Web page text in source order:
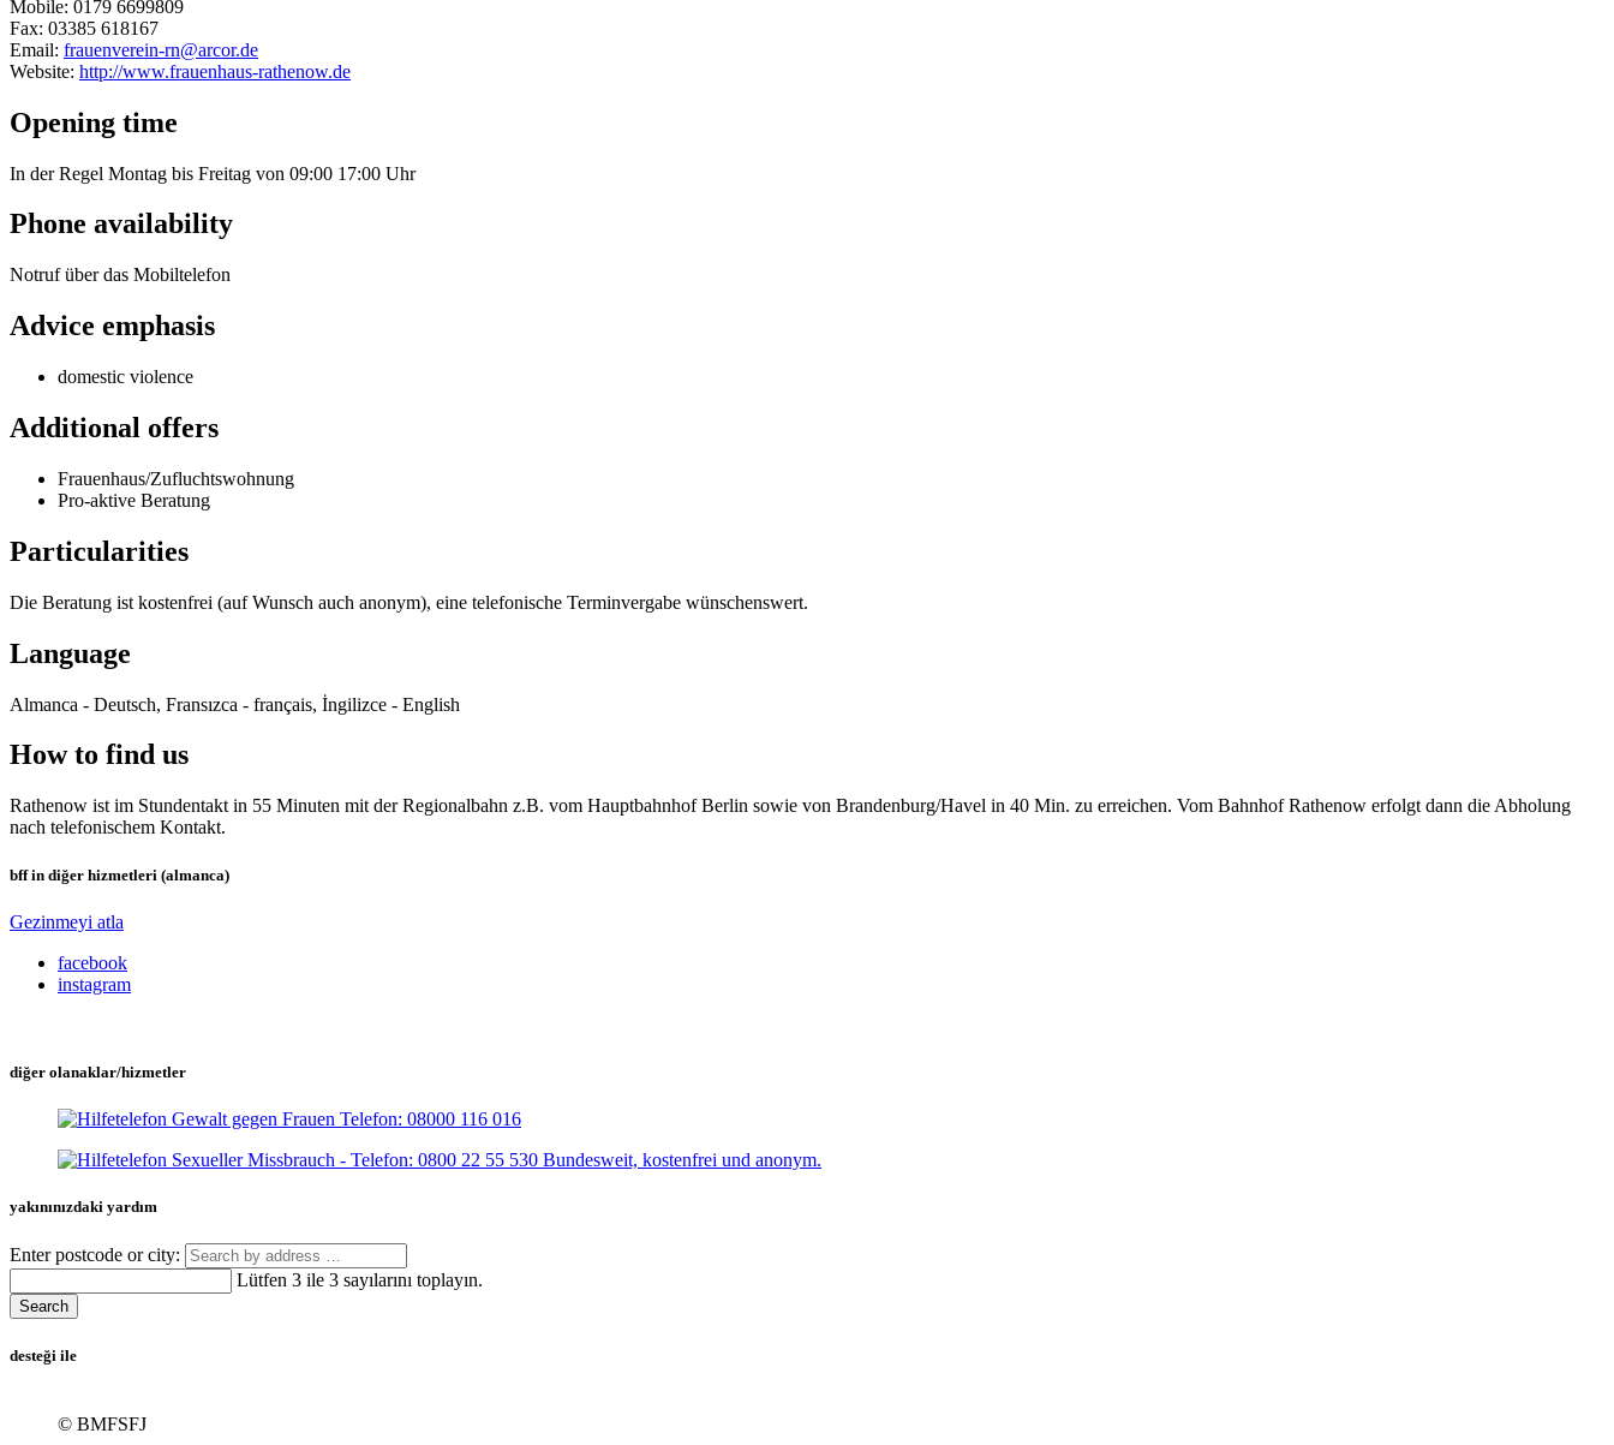
Mobile: 0179 6699809
Fax: 03385 618167
Email: frauenverein-rn@arcor.de
Website: http://www.frauenhaus-rathenow.de
Opening time
In der Regel Montag bis Freitag von 09:00 17:00 Uhr
Phone availability
Notruf über das Mobiltelefon
Advice emphasis
domestic violence
Additional offers
Frauenhaus/Zufluchtswohnung
Pro-aktive Beratung
Particularities
Die Beratung ist kostenfrei (auf Wunsch auch anonym), eine telefonische Terminvergabe wünschenswert.
Language
Almanca - Deutsch, Fransızca - français, İngilizce - English
How to find us
Rathenow ist im Stundentakt in 55 Minuten mit der Regionalbahn z.B. vom Hauptbahnhof Berlin sowie von Brandenburg/Havel in 40 Min. zu erreichen. Vom Bahnhof Rathenow erfolgt dann die Abholung
nach telefonischem Kontakt.
bff in diğer hizmetleri (almanca)
Gezinmeyi atla
facebook
instagram
diğer olanaklar/hizmetler
yakınınızdaki yardım
Enter postcode or city:
Lütfen 3 ile 3 sayılarını toplayın.
Search
desteği ile
© BMFSFJ